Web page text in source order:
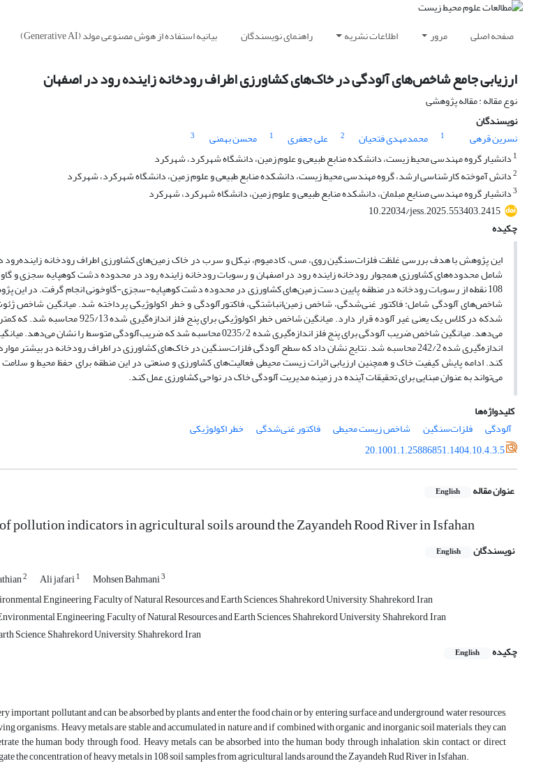
صفحه اصلی مرور اطلاعات نشریه راهنمای نویسندگان بیانیه استفاده از هوش مصنوعی مولد (Generative AI)
ارزیابی جامع شاخص‌های آلودگی در خاک‌های کشاورزی اطراف رودخانه زاینده رود در اصفهان
نوع مقاله : مقاله پژوهشی
نویسندگان
نسرین قرهی
1 محمد‌مهدی فتحیان 2 علی جعفری 1 محسن بهمنی
3
1 دانشیار گروه مهندسی محیط زیست، دانشکده منابع طبیعی و علوم زمین، دانشگاه شهرکرد، شهرکرد
2دانش آموخته کارشناسی ارشد، گروه مهندسی محیط زیست، دانشکده منابع طبیعی و علوم زمین، دانشگاه شهرکرد، شهرکرد
3دانشیار گروه مهندسی صنایع مبلمان، دانشکده منابع طبیعی و علوم زمین، دانشگاه شهرکرد، شهرکرد
10.22034/jess.2025.553403.2415
چکیده
این پژوهش با هدف بررسی غلظت فلزات‌سنگین روی، مس، کادمیوم، نیکل و سرب در خاک زمین‌های کشاورزی اطراف رودخانه زاینده‌رود
شامل محدوده‌های کشاورزی همجوار رودخانه زاینده‌ رود در اصفهان و رسوبات رودخانه زاینده رود در محدوده دشت کوهپایه سجزی و
108 نقطه از رسوبات رودخانه در منطقه پایین دست زمین‌های کشاورزی در محدوده دشت کوهپایه-سجزی-گاوخونی انجام گرفت. در این
می‌دهد. میانگین شاخص ضریب‌ آلودگی برای پنج فلز اندازه‌گیری شده 0235/2 محاسبه شد که
اندازه‌گیری شده 242/2 محاسبه شد. نتایج نشان داد که سطح آلودگی فلزات‌سنگین در خاک‌های کشاورزی در اطراف رودخانه در بیشتر
کند. ادامه پایش کیفیت خاک و همچنین ارزیابی اثرات زیست ‌محیطی فعالیت‌های کشاورزی و صنعتی در این منطقه برای حفظ محیط و
می‌تواند به عنوان مبنایی برای تحقیقات آینده در زمینه مدیریت آلودگی خاک در نواحی کشاورزی عمل کند.
کلیدواژه‌ها
آلودگی
فلزات‌سنگین شاخص‌ زیست محیطی فاکتور غنی‌شدگی
خطر اکولوژیکی
20.1001.1.25886851.1404.10.4.3.5
عنوان مقاله English
pollution indicators in agricultural soils around the Zayandeh Rood River in Isfahan
نویسندگان English
2 Ali jafari1 Mohsen Bahmani3
Engineering, Faculty of Natural Resources and Earth Sciences, Shahrekord University, Shahrekord, Iran
Engineering, Faculty of Natural Resources and Earth Sciences, Shahrekord University, Shahrekord, Iran
Science, Shahrekord University, Shahrekord, Iran
چکیده
English
important pollutant and can be absorbed by plants and enter the food chain or by entering surface and underground water resources,
organisms. Heavy metals are stable and accumulated in nature and if combined with organic and inorganic soil materials, they can
the human body through food. Heavy metals can be absorbed into the human body through inhalation, skin contact, or direct
the concentration of heavy metals in 108 soil samples from agricultural lands around the Zayandeh Rud River in Isfahan.